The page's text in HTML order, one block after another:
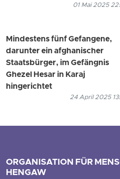
01 Mai 2025
Mindestens fünf Gefangene,
darunter ein afghanischer
Staatsbürger, im Gefängnis
Ghezel Hesar in Karaj
hingerichtet
24 April 2025
ORGANISATION FÜR
HENGAW